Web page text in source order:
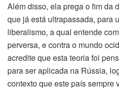
Além disso, ela prega o fim da
que já está ultrapassada, para
liberalismo, a qual entende
perversa, e contra o mundo
acredite que esta teoria foi
para ser aplicada na Rússia,
contexto que este país sempre